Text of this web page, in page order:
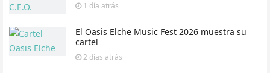
1 día atrás
El Oasis Elche Music Fest 2026 muestra su
cartel
2 días atrás